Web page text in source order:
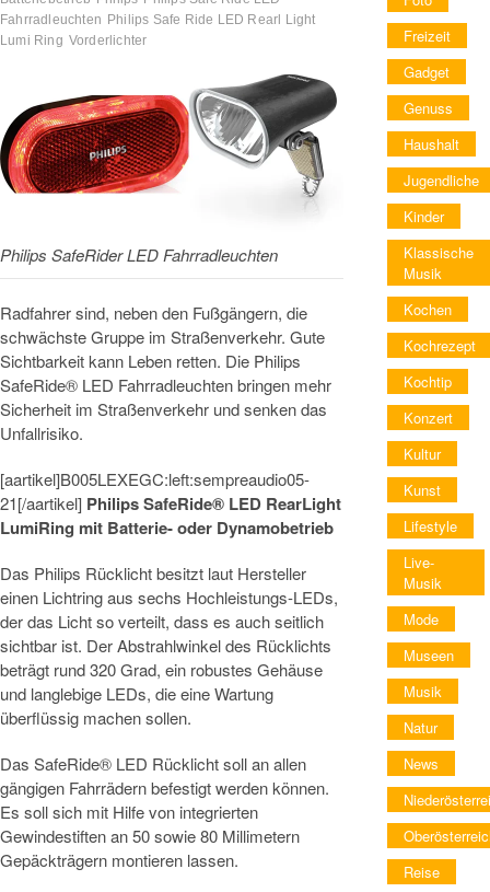
Fahrradleuchten Philips Safe Ride LED Rearl Light
Lumi Ring Vorderlichter
Philips SafeRider LED Fahrradleuchten
Radfahrer sind, neben den Fußgängern, die
schwächste Gruppe im Straßenverkehr. Gute
Sichtbarkeit kann Leben retten. Die Philips
SafeRide® LED Fahrradleuchten bringen mehr
Sicherheit im Straßenverkehr und senken das
Unfallrisiko.
[aartikel]B005LEXEGC:left:sempreaudio05-
21[/aartikel] Philips SafeRide® LED RearLight
LumiRing mit Batterie- oder Dynamobetrieb
Das Philips Rücklicht besitzt laut Hersteller
einen Lichtring aus sechs Hochleistungs-LEDs,
der das Licht so verteilt, dass es auch seitlich
sichtbar ist. Der Abstrahlwinkel des Rücklichts
beträgt rund 320 Grad, ein robustes Gehäuse
und langlebige LEDs, die eine Wartung
überflüssig machen sollen.
Das SafeRide® LED Rücklicht soll an allen
gängigen Fahrrädern befestigt werden können.
Es soll sich mit Hilfe von integrierten
Gewindestiften an 50 sowie 80 Millimetern
Gepäckträgern montieren lassen.
Freizeit
Gadget
Genuss
Haushalt
Jugendliche
Kinder
Klassische
Musik
Kochen
Kochrezept
Kochtip
Konzert
Kultur
Kunst
Lifestyle
Live-
Musik
Mode
Museen
Musik
Natur
News
Reise